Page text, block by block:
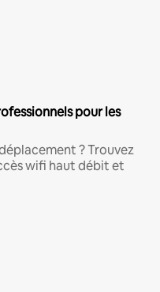
pour les
? Trouvez
wifi haut débit et